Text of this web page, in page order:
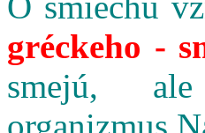
gréckeho -
smejú,